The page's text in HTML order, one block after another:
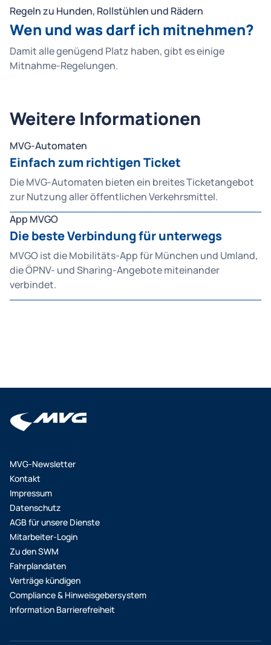
Regeln zu Hunden, Rollstühlen und Rädern
Wen und was darf ich mitnehmen?
Damit alle genügend Platz haben, gibt es einige
Mitnahme-Regelungen.
Weitere Informationen
MVG-Automaten
Einfach zum richtigen Ticket
Die MVG-Automaten bieten ein breites Ticketangebot
zur Nutzung aller öffentlichen Verkehrsmittel.
App MVGO
Die beste Verbindung für unterwegs
MVGO ist die Mobilitäts-App für München und Umland,
die ÖPNV- und Sharing-Angebote miteinander
verbindet.
MVG-Newsletter
Kontakt
Impressum
Datenschutz
AGB für unsere Dienste
Mitarbeiter-Login
Zu den SWM
Fahrplandaten
Verträge kündigen
Compliance & Hinweisgebersystem
Information Barrierefreiheit